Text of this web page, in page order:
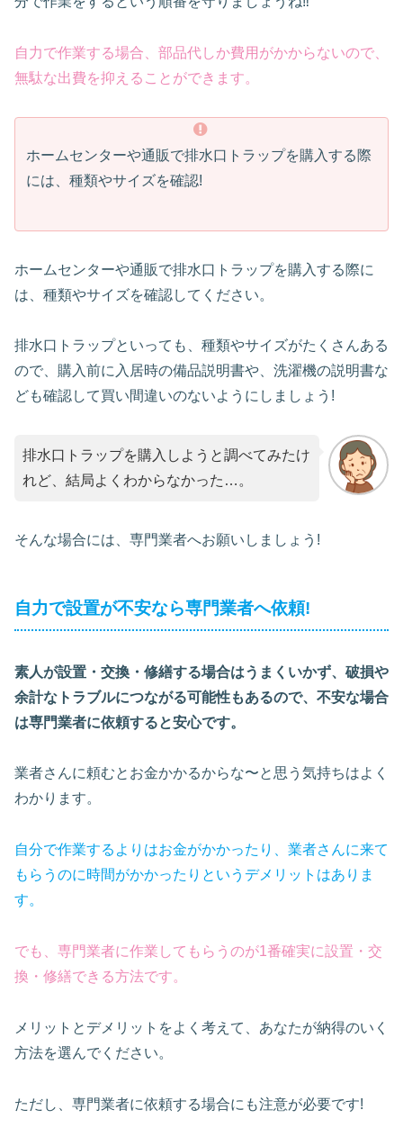
自力で作業する場合、部品代しか費用がかからないので、
無駄な出費を抑えることができます。
ホームセンターや通販で排水口トラップを購入する際
には、種類やサイズを確認!
ホームセンターや通販で排水口トラップを購入する際に
は、種類やサイズを確認してください。
排水口トラップといっても、種類やサイズがたくさんある
ので、購入前に入居時の備品説明書や、洗濯機の説明書な
ども確認して買い間違いのないようにしましょう!
排水口トラップを購入しようと調べてみたけ
れど、結局よくわからなかった…。
そんな場合には、専門業者へお願いしましょう!
自力で設置が不安なら専門業者へ依頼!
素人が設置・交換・修繕する場合はうまくいかず、破損や
余計なトラブルにつながる可能性もあるので、不安な場合
は専門業者に依頼すると安心です。
業者さんに頼むとお金かかるからな〜と思う気持ちはよく
わかります。
自分で作業するよりはお金がかかったり、業者さんに来て
もらうのに時間がかかったりというデメリットはありま
す。
でも、専門業者に作業してもらうのが1番確実に設置・交
換・修繕できる方法です。
メリットとデメリットをよく考えて、あなたが納得のいく
方法を選んでください。
ただし、専門業者に依頼する場合にも注意が必要です!